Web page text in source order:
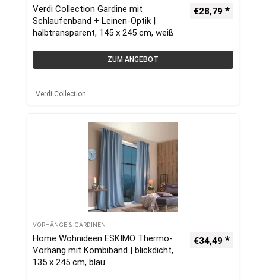
Verdi Collection Gardine mit
Schlaufenband + Leinen-Optik |
halbtransparent, 145 x 245 cm, weiß
€28,79
ZUM ANGEBOT
Verdi Collection
VORHÄNGE & GARDINEN
Home Wohnideen ESKIMO Thermo-
Vorhang mit Kombiband | blickdicht,
135 x 245 cm, blau
€34,49